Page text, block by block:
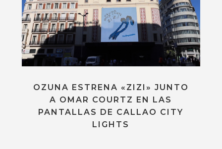
OZUNA ESTRENA «ZIZI» JUNTO
A OMAR COURTZ EN LAS
PANTALLAS DE CALLAO CITY
LIGHTS